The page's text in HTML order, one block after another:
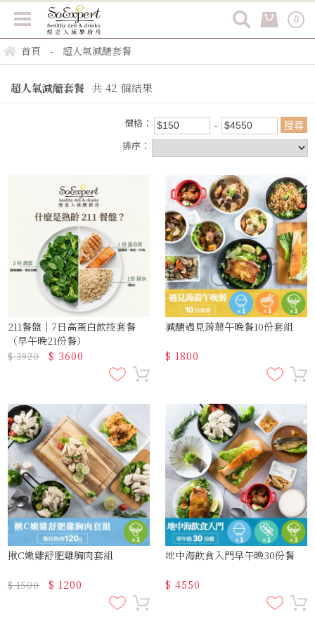
0
首頁 - 超人氣減醣套餐
超人氣減醣套餐 共 42 個結果
價格：
排序：
211餐盤｜7日高蛋白飲控套餐
（早午晚21份餐）
$3920 $ 3600
減醣遇見蒟蒻午晚餐10份套組
$ 1800
揪C嫩雞舒肥雞胸肉套組
$1500 $ 1200
地中海飲食入門早午晚30份餐
$ 4550